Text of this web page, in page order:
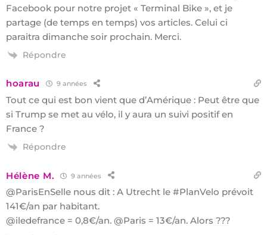
Facebook pour notre projet « Terminal Bike », et je
partage (de temps en temps) vos articles. Celui ci
paraitra dimanche soir prochain. Merci.
Répondre
hoarau 9 années
Tout ce qui est bon vient que d’Amérique : Peut être que
si Trump se met au vélo, il y aura un suivi positif en
France ?
Répondre
Hélène M. 9 années
@ParisEnSelle nous dit : A Utrecht le #PlanVelo prévoit
141€/an par habitant.
@iledefrance = 0,8€/an. @Paris = 13€/an. Alors ???